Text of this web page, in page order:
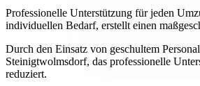
Professionelle Unterstützung für jeden
individuellen Bedarf, erstellt einen
Durch den Einsatz von geschultem
Steinigtwolmsdorf, das professionelle
reduziert.